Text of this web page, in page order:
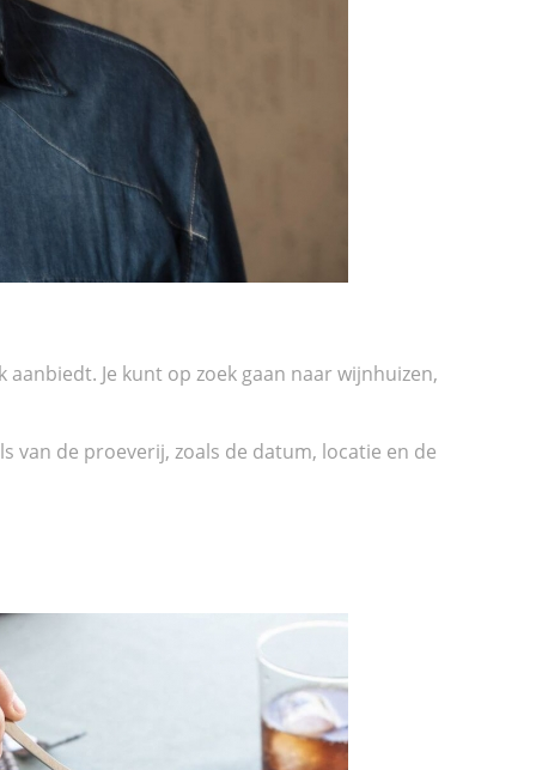
Je kunt op zoek gaan naar wijnhuizen,
van de proeverij, zoals de datum, locatie en de